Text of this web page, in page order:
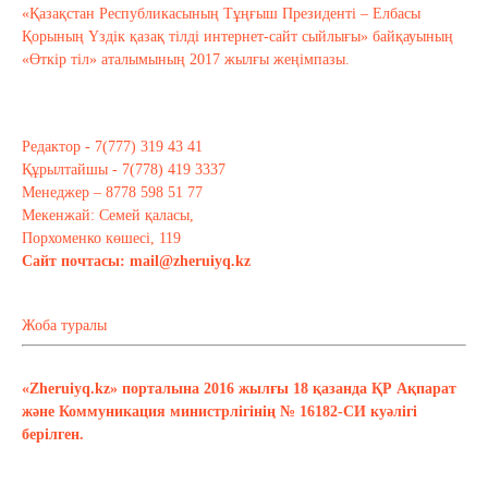
«Қазақстан Республикасының Тұңғыш Президенті – Елбасы
Қорының Үздік қазақ тілді интернет-сайт сыйлығы» байқауының
«Өткір тіл» аталымының 2017 жылғы жеңімпазы.
Редактор - 7(777) 319 43 41
Құрылтайшы - 7(778) 419 3337
Менеджер – 8778 598 51 77
Мекенжай: Семей қаласы,
Порхоменко көшесі, 119
Сайт почтасы: mail@zheruiyq.kz
Жоба туралы
«Zheruiyq.kz» порталына 2016 жылғы 18 қазанда ҚР Ақпарат
және Коммуникация министрлігінің № 16182-СИ куәлігі
берілген.